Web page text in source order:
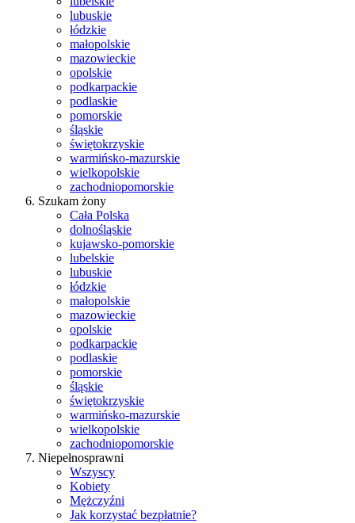
lubuskie
łódzkie
małopolskie
mazowieckie
opolskie
podkarpackie
podlaskie
pomorskie
śląskie
świętokrzyskie
warmińsko-mazurskie
wielkopolskie
zachodniopomorskie
Szukam żony
Cała Polska
dolnośląskie
kujawsko-pomorskie
lubelskie
lubuskie
łódzkie
małopolskie
mazowieckie
opolskie
podkarpackie
podlaskie
pomorskie
śląskie
świętokrzyskie
warmińsko-mazurskie
wielkopolskie
zachodniopomorskie
Niepełnosprawni
Wszyscy
Kobiety
Mężczyźni
Jak korzystać bezpłatnie?